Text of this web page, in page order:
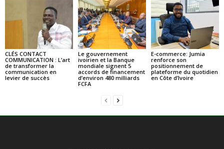
CLÉS CONTACT
COMMUNICATION : L’art
de transformer la
communication en
levier de succès
Le gouvernement
ivoirien et la Banque
mondiale signent 5
accords de financement
d’environ 480 milliards
FCFA
E-commerce: Jumia
renforce son
positionnement de
plateforme du quotidien
en Côte d’Ivoire